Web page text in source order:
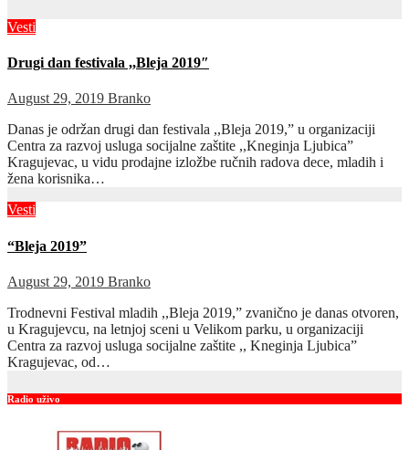
Vesti
Drugi dan festivala ,,Bleja 2019″
August 29, 2019 Branko
Danas je održan drugi dan festivala ,,Bleja 2019,” u organizaciji
Centra za razvoj usluga socijalne zaštite ,,Kneginja Ljubica”
Kragujevac, u vidu prodajne izložbe ručnih radova dece, mladih i
žena korisnika…
Vesti
“Bleja 2019”
August 29, 2019 Branko
Trodnevni Festival mladih ,,Bleja 2019,” zvanično je danas otvoren,
u Kragujevcu, na letnjoj sceni u Velikom parku, u organizaciji
Centra za razvoj usluga socijalne zaštite ,, Kneginja Ljubica”
Kragujevac, od…
Radio uživo